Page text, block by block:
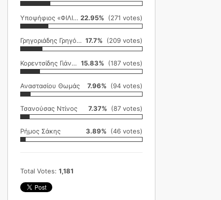
Υποψήφιος «ΦΙΛΙΚΗ ΕΤΑΙΡΕΙΑ» 22.95% (271 votes)
Γρηγοριάδης Γρηγόρης 17.7% (209 votes)
Κορεντσίδης Γιάννης 15.83% (187 votes)
Αναστασίου Θωμάς 7.96% (94 votes)
Τσανούσας Ντίνος 7.37% (87 votes)
Ρήμος Σάκης 3.89% (46 votes)
Total Votes: 1,181